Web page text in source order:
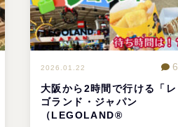
2026.01.22
大阪から2時間で行ける「レ
ゴランド・ジャパン
（LEGOLAND®
6